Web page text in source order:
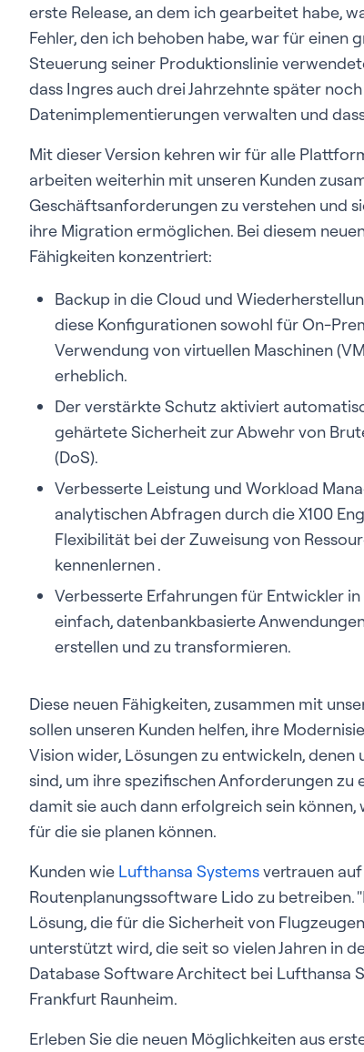
erste Release, an dem ich gearbeitet habe,
Fehler, den ich behoben habe, war für
Steuerung seiner Produktionslinie
dass Ingres auch drei Jahrzehnte später
Datenimplementierungen verwalten und
Mit dieser Version kehren wir für alle
arbeiten weiterhin mit unseren Kunden
Geschäftsanforderungen zu verstehen und
ihre Migration ermöglichen. Bei diesem
Fähigkeiten konzentriert:
Backup in die Cloud und
diese Konfigurationen sowohl für On-
Verwendung von virtuellen Maschinen
erheblich.
Der verstärkte Schutz aktiviert
gehärtete Sicherheit zur Abwehr von
(DoS).
Verbesserte Leistung und Workload
analytischen Abfragen durch die X100
Flexibilität bei der Zuweisung von
kennenlernen .
Verbesserte Erfahrungen für Entwickler
einfach, datenbankbasierte
erstellen und zu transformieren.
Diese neuen Fähigkeiten, zusammen mit
sollen unseren Kunden helfen, ihre
Vision wider, Lösungen zu entwickeln,
sind, um ihre spezifischen Anforderungen zu
damit sie auch dann erfolgreich sein
für die sie planen können.
Kunden wie Lufthansa Systemsvertrauen
Routenplanungssoftware Lido zu betreiben.
Lösung, die für die Sicherheit von
unterstützt wird, die seit so vielen Jahren in
Database Software Architect bei Lufthansa
Frankfurt Raunheim.
Erleben Sie die neuen Möglichkeiten aus